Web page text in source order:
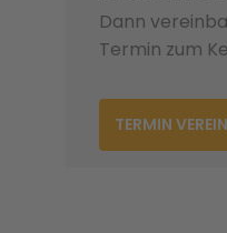
Dann
Termin zum
TERMIN